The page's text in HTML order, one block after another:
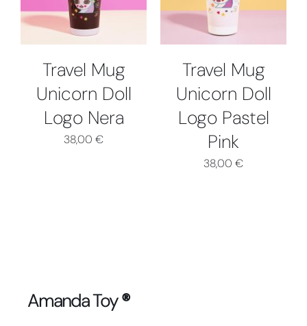
Travel Mug
Unicorn Doll
Logo Nera
38,00 €
Travel Mug
Unicorn Doll
Logo Pastel
Pink
38,00 €
Amanda Toy®